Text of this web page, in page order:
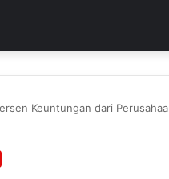
Keuntungan dari